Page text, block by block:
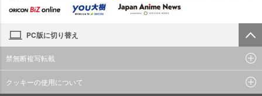
PC版に切り替え
禁無断複写転載
クッキーの使用について